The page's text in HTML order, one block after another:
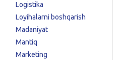
Logistika
Loyihalarni boshqarish
Madaniyat
Mantiq
Marketing